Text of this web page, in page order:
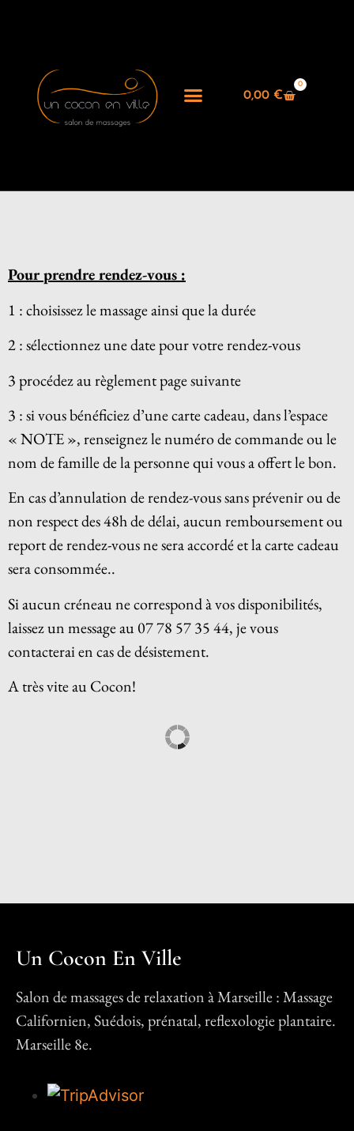
0,00 €
0
Pour prendre rendez-vous :
1 : choisissez le massage ainsi que la durée
2 : sélectionnez une date pour votre rendez-vous
3 procédez au règlement page suivante
3 : si vous bénéficiez d’une carte cadeau, dans l’espace
« NOTE », renseignez le numéro de commande ou le
nom de famille de la personne qui vous a offert le bon.
En cas d’annulation de rendez-vous sans prévenir ou de
non respect des 48h de délai, aucun remboursement ou
report de rendez-vous ne sera accordé et la carte cadeau
sera consommée..
Si aucun créneau ne correspond à vos disponibilités,
laissez un message au 07 78 57 35 44, je vous
contacterai en cas de désistement.
A très vite au Cocon!
Un Cocon En Ville
Salon de massages de relaxation à Marseille : Massage
Californien, Suédois, prénatal, reflexologie plantaire.
Marseille 8e.